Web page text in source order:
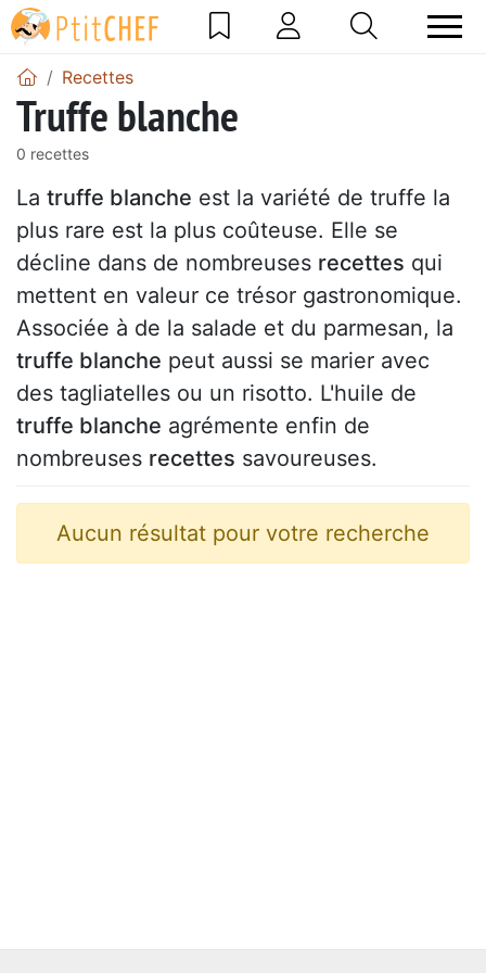
Recettes
Truffe blanche
0 recettes
La truffe blanche est la variété de truffe la
plus rare est la plus coûteuse. Elle se
décline dans de nombreuses recettes qui
mettent en valeur ce trésor gastronomique.
Associée à de la salade et du parmesan, la
truffe blanche peut aussi se marier avec
des tagliatelles ou un risotto. L'huile de
truffe blanche agrémente enfin de
nombreuses recettes savoureuses.
Aucun résultat pour votre recherche